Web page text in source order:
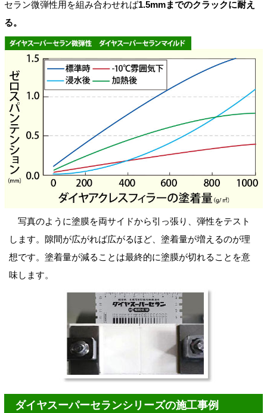
セラン微弾性用を組み合わせれば1.5mmまでのクラックに耐え
る。
写真のように塗膜を両サイドから引っ張り、弾性をテスト
します。隙間が広がれば広がるほど、塗着量が増えるのが理
想です。塗着量が減ることは最終的に塗膜が切れることを意
味します。
ダイヤスーパーセランシリーズの施工事例